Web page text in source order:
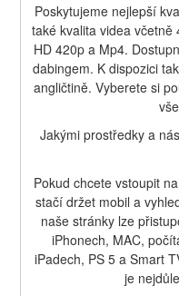
Poskytujeme nejlepší
také kvalita videa včetně
HD 420p a Mp4.
dabingem. K dispozici
angličtině. Vyberete si
Jakými prostředky a
Pokud chcete vstoupit
stačí držet mobil a
naše stránky lze
iPhonech, MAC,
iPadech, PS 5 a Smart
je